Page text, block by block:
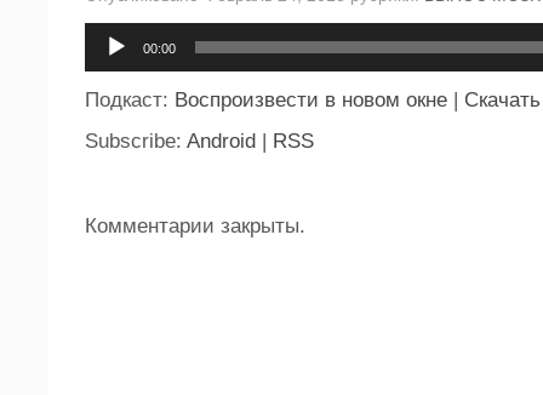
00:00
Подкаст: Воспроизвести в новом окне | Скачать
Subscribe: Android | RSS
Комментарии закрыты.